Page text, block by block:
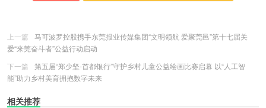
上一篇
马可波罗控股携手东莞报业传媒集团“文明领航 爱聚莞邑”第十七届关
爱“来莞奋斗者”公益行动启动
下一篇
第五届“郑少坚-首都银行”守护乡村儿童公益绘画比赛启幕 以“人工智
能”助力乡村美育拥抱数字未来
相关推荐